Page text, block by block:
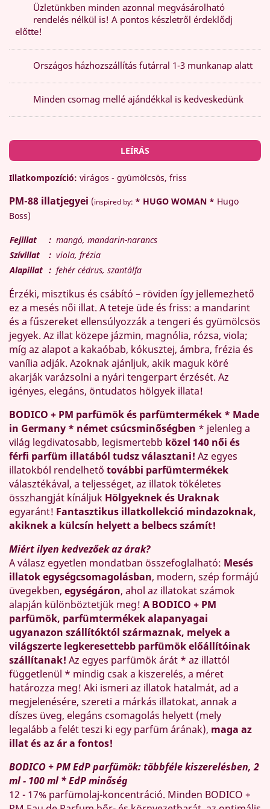
Üzletünkben minden azonnal megvásárolható
rendelés nélkül is! A pontos készletről érdeklődj
előtte!
Országos házhozszállítás futárral 1-3 munkanap alatt
Minden csomag mellé ajándékkal is kedveskedünk
LEÍRÁS
Illatkompozíció: virágos - gyümölcsös, friss
PM-88 illatjegyei (inspired by: * HUGO WOMAN * Hugo
Boss)
Fejillat : mangó, mandarin-narancs
Szívillat
: viola, frézia
Alapillat : fehér cédrus, szantálfa
Érzéki, misztikus és csábító – röviden így jellemezhető
ez a mesés női illat. A teteje üde és friss: a mandarint
és a fűszereket ellensúlyozzák a tengeri és gyümölcsös
jegyek. Az illat közepe jázmin, magnólia, rózsa, viola;
míg az alapot a kakaóbab, kókusztej, ámbra, frézia és
vanília adják. Azoknak ajánljuk, akik maguk köré
akarják varázsolni a nyári tengerpart érzését. Az
igényes, elegáns, öntudatos hölgyek illata!
BODICO + PM parfümök és parfümtermékek * Made
in Germany * német csúcsminőségben * jelenleg a
világ legdivatosabb, legismertebb közel 140 női és
férfi parfüm illatából tudsz választani! Az egyes
illatokból rendelhető további parfümtermékek
választékával, a teljességet, az illatok tökéletes
összhangját kínáljuk Hölgyeknek és Uraknak
egyaránt! Fantasztikus illatkollekció mindazoknak,
akiknek a külcsín helyett a belbecs számít!
Miért ilyen kedvezőek az árak?
A válasz egyetlen mondatban összefoglalható: Mesés
illatok egységcsomagolásban, modern, szép formájú
üvegekben, egységáron, ahol az illatokat számok
alapján különböztetjük meg! A BODICO + PM
parfümök, parfümtermékek alapanyagai
ugyanazon szállítóktól származnak, melyek a
világszerte legkeresettebb parfümök előállítóinak
szállítanak! Az egyes parfümök árát * az illattól
függetlenül * mindig csak a kiszerelés, a méret
határozza meg! Aki ismeri az illatok hatalmát, ad a
megjelenésére, szereti a márkás illatokat, annak a
díszes üveg, elegáns csomagolás helyett (mely
legalább a felét teszi ki egy parfüm árának), maga az
illat és az ár a fontos!
BODICO + PM EdP parfümök: többféle kiszerelésben, 2
ml - 100 ml * EdP minőség
12 - 17% parfümolaj-koncentráció. Minden BODICO +